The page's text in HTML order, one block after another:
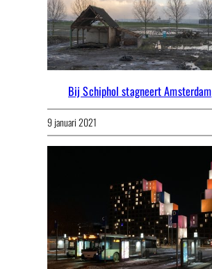
Bij Schiphol stagneert Amsterdam
9 januari 2021